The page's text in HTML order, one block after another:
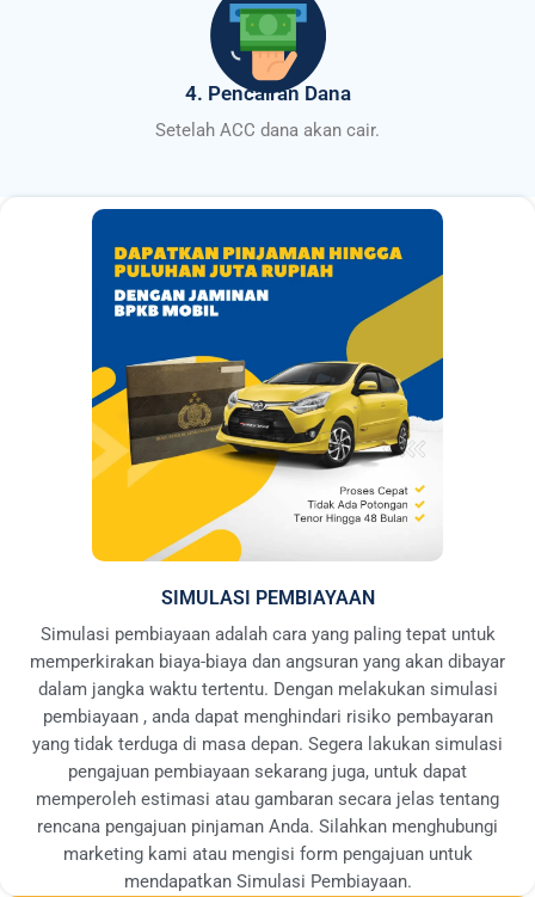
4. Pencairan Dana
Setelah ACC dana akan cair.
SIMULASI PEMBIAYAAN
Simulasi pembiayaan adalah cara yang paling tepat untuk
memperkirakan biaya-biaya dan angsuran yang akan dibayar
dalam jangka waktu tertentu. Dengan melakukan simulasi
pembiayaan , anda dapat menghindari risiko pembayaran
yang tidak terduga di masa depan. Segera lakukan simulasi
pengajuan pembiayaan sekarang juga, untuk dapat
memperoleh estimasi atau gambaran secara jelas tentang
rencana pengajuan pinjaman Anda. Silahkan menghubungi
marketing kami atau mengisi form pengajuan untuk
mendapatkan Simulasi Pembiayaan.